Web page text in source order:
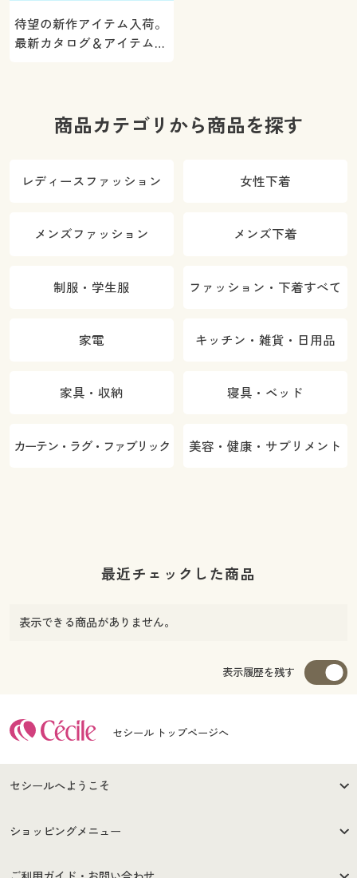
待望の新作アイテム入荷。
最新カタログ＆アイテムを
商品カテゴリから商品を探す
レディースファッション 女性下着
メンズファッション メンズ下着
制服・学生服 ファッション・下着すべて
家電 キッチン・雑貨・日用品
家具・収納 寝具・ベッド
カーテン・ラグ・ファブリック 美容・健康・サプリメント
最近チェックした商品
表示できる商品がありません。
表示履歴を残す
セシール トップページへ
セシールへようこそ
はじめての方へ
セシールご利用規約
ショッピングメニュー
商品カテゴリ